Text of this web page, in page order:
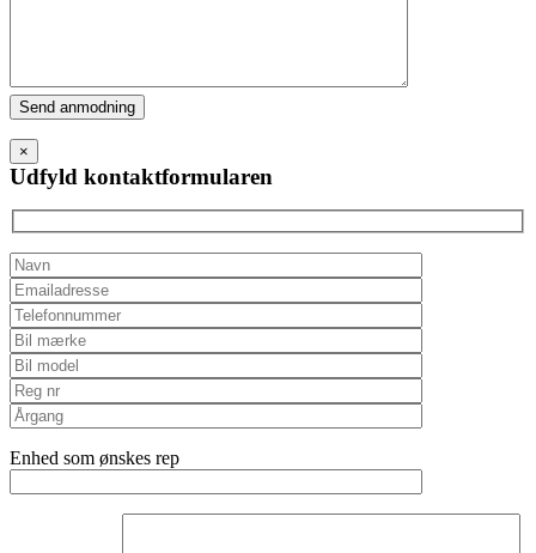
Please
leave
this
field
empty.
×
Udfyld kontaktformularen
Enhed som ønskes rep